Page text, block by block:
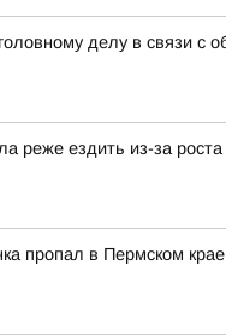
делу в связи с
реже ездить из-за
пропал в Пермском крае